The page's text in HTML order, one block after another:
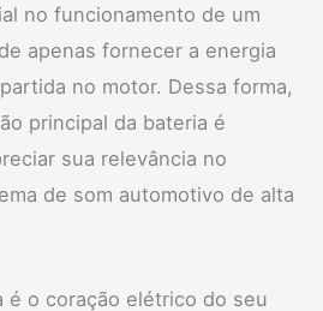
no funcionamento de um
apenas fornecer a energia
no motor. Dessa forma,
principal da bateria é
sua relevância no
de som automotivo de alta
é o coração elétrico do seu